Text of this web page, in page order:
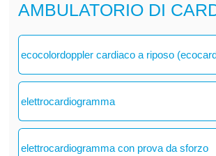
AMBULATORIO DI
ecocolordoppler cardiaco a riposo
elettrocardiogramma
elettrocardiogramma con prova da sforzo